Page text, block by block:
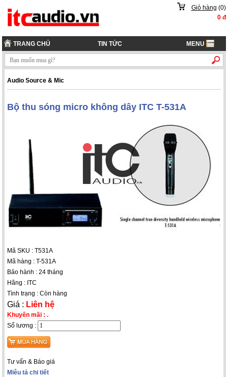
Giỏ hàng (0)
0đ
TRANG CHỦ TIN TỨC MENU
Audio Source & Mic
Bộ thu sóng micro không dây ITC T-531A
Mã SKU : T531A
Mã hàng : T-531A
Bảo hành : 24 tháng
Hãng : ITC
Tình trạng : Còn hàng
Giá : Liên hệ
Khuyến mãi : .
Số lương :
Tư vấn & Báo giá
Miêu tả chi tiết